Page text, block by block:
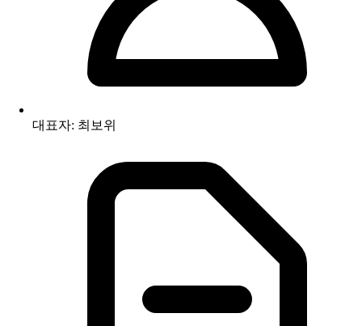
대표자: 최보위